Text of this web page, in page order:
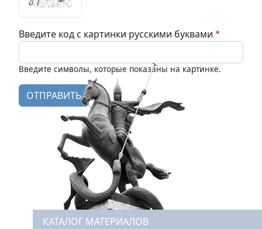
Введите код с картинки русскими буквами
Введите символы, которые показаны на картинке.
КАТАЛОГ МАТЕРИАЛОВ